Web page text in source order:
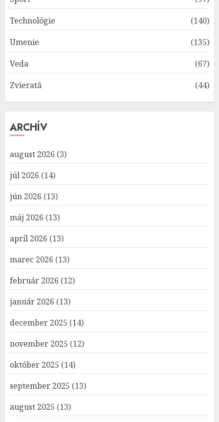
Technológie
(140)
Umenie
(135)
Veda
(67)
Zvieratá
(44)
ARCHÍV
august 2026 (3)
júl 2026 (14)
jún 2026 (13)
máj 2026 (13)
apríl 2026 (13)
marec 2026 (13)
február 2026 (12)
január 2026 (13)
december 2025 (14)
november 2025 (12)
október 2025 (14)
september 2025 (13)
august 2025 (13)